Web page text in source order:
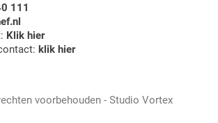
111
Klik hier
klik hier
voorbehouden - Studio Vortex